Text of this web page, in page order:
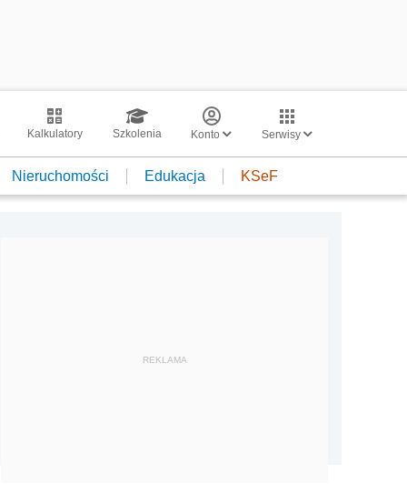
Kalkulatory Szkolenia Konto Serwisy
Nieruchomości Edukacja KSeF
REKLAMA